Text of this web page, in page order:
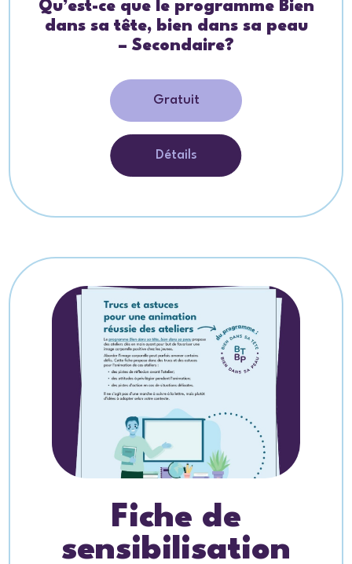
Qu’est-ce que le programme Bien
dans sa tête, bien dans sa peau
– Secondaire?
Gratuit
Détails
Fiche de
sensibilisation